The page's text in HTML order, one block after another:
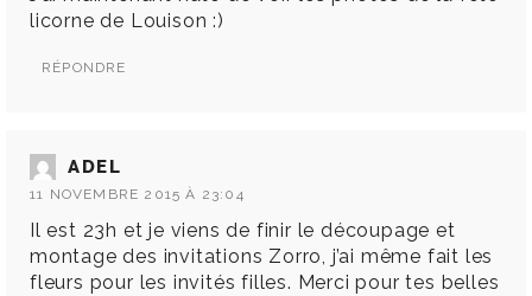
licorne de Louison :)
RÉPONDRE
ADEL
11 NOVEMBRE 2015 À 23:04
Il est 23h et je viens de finir le découpage et
montage des invitations Zorro, j’ai même fait les
fleurs pour les invités filles. Merci pour tes belles